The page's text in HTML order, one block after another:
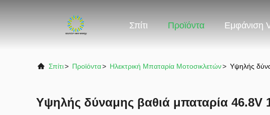
Σπίτι Προϊόντα Εμφάνιση
Σπίτι> Προϊόντα> Ηλεκτρική Μπαταρία Μοτοσικλετών> Υψηλής
Υψηλής δύναμης βαθιά μπαταρία 46.8V